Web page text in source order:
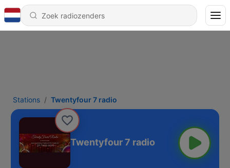
Stations Twentyfour 7 radio
Twentyfour 7 radio